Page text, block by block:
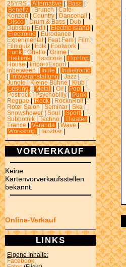
25YRS Alternative Bass
Benefiz
Brunch
Café-
Konzert
Country Dancehall
Disco
Drum & Bass Dub
Dubstep
Edit Electric island
Electronic
Eurodance
Experimental
Feat.Fem Film
Filmquiz
Folk Footwork
Funk
Ghetto Grime
Halftime
Hardcore HipHop
House
Import/Export
Inbetween
Indie
Indietronic
Infoveranstaltung Jazz
Jungle
Kleine Bühne Klub
Lesung
Metal Oi! Pop
Postrock
Psychobilly Punk
Reggae
Rock RocknRoll
Roter Salon
Seminar Ska
Snowshower
Soul Sport
Subbotnik
Techno Theater
Trance
Veranda Wave
Workshop
tanzbar
VORVERKAUF
Keine
Kartenvorverkaufsstellen
bekannt.
Online-Verkauf
LINKS
Eigene Inhalte:
Facebook